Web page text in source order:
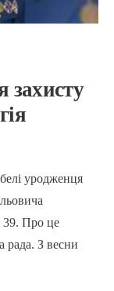
захисту
уродженця
39. Про це
рада. З весни